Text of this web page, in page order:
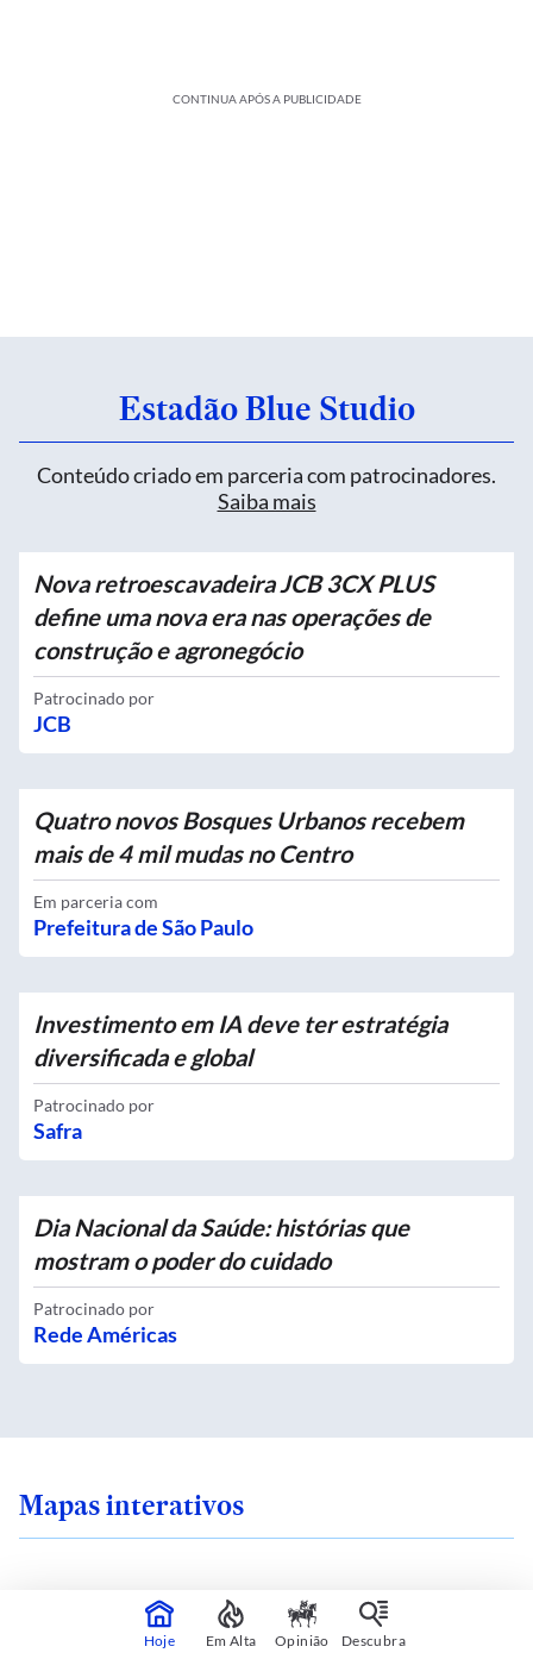
CONTINUA APÓS A PUBLICIDADE
Estadão Blue Studio
Conteúdo criado em parceria com patrocinadores.
Saiba mais
Nova retroescavadeira JCB 3CX PLUS
define uma nova era nas operações de
construção e agronegócio
Patrocinado por
JCB
Quatro novos Bosques Urbanos recebem
mais de 4 mil mudas no Centro
Em parceria com
Prefeitura de São Paulo
Investimento em IA deve ter estratégia
diversificada e global
Patrocinado por
Safra
Dia Nacional da Saúde: histórias que
mostram o poder do cuidado
Patrocinado por
Rede Américas
Mapas interativos
em uma ilha de Qual é o
Hoje Em Alta Opinião Descubra